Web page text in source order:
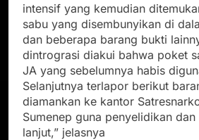
intensif yang kemudian
sabu yang disembunyikan di
dan beberapa barang bukti
dintrograsi diakui bahwa poket
JA yang sebelumnya habis
Selanjutnya terlapor berikut
diamankan ke kantor
Sumenep guna penyelidikan
lanjut,” jelasnya